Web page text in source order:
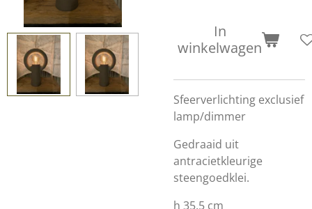
In
winkelwagen
Sfeerverlichting exclusief
lamp/dimmer
Gedraaid uit
antracietkleurige
steengoedklei.
h 35,5 cm